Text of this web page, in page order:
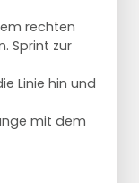
rechten
Sprint zur
Linie hin und
mit dem